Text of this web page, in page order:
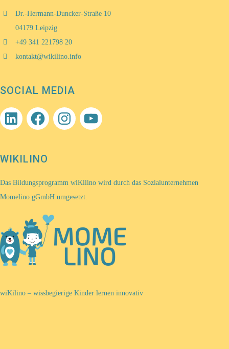
Dr.-Hermann-Duncker-Straße 10
04179 Leipzig
+49 341 221798 20
kontakt@wikilino.info
SOCIAL MEDIA
LinkedIn Facebook Instagram YouTube
WIKILINO
Das Bildungsprogramm wiKilino wird durch das Sozialunternehmen
Momelino gGmbH umgesetzt.
wiKilino – wissbegierige Kinder lernen innovativ